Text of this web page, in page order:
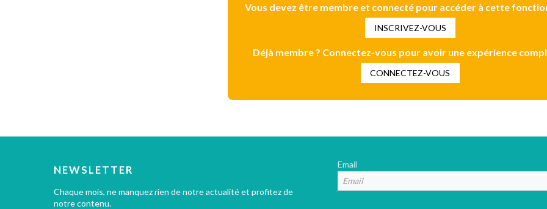
Vous devez être membre et connecté pour accéder à cette
INSCRIVEZ-VOUS
Déjà membre ? Connectez-vous pour avoir une expérience
CONNECTEZ-VOUS
NEWSLETTER
Chaque mois, ne manquez rien de notre actualité et profitez de
notre contenu.
Email